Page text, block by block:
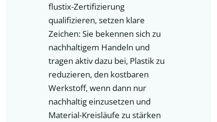
flustix-Zertifizierung
qualifizieren, setzen klare
Zeichen: Sie bekennen sich zu
nachhaltigem Handeln und
tragen aktiv dazu bei, Plastik zu
reduzieren, den kostbaren
Werkstoff, wenn dann nur
nachhaltig einzusetzen und
Material-Kreisläufe zu stärken